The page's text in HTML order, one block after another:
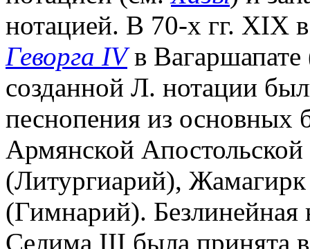
нотацией. В 70-х гг. XIX
Геворга IVв
созданной Л. нотации
песнопения из основных
Армянской
(Литургиарий),
(Гимнарий). Безлинейная
Селима III была принята